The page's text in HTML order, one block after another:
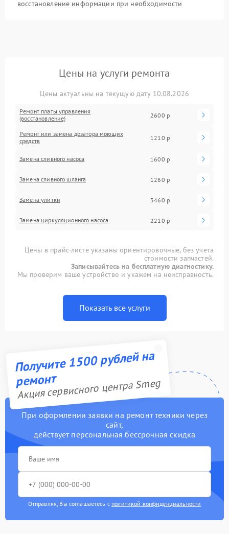
восстановление информации при необходимости
Цены на услуги ремонта
Цены актуальны на текущую дату 10.08.2026
Ремонт платы управления
(восстановление)
2600 р
Ремонт или замена дозатора моющих
средств
1210 р
Замена сливного насоса 1600 р
Замена сливного шланга 1260 р
Замена улитки 3460 р
Замена циркуляционного насоса 2210 р
Цены в прайс-листе указаны ориентировочные, без учета
стоимости запчастей.
Записывайтесь на бесплатную диагностику.
Мы проверим ваше устройство и укажем на неисправность.
Показать все услуги
Получите 1500 рублей на
ремонт
Акция сервисного центра Smeg
При оформлении заявки на ремонт техники через
сайт,
действует персональная бессрочная скидка
Отправляя, Вы соглашаетесь с политикой конфиденциальности